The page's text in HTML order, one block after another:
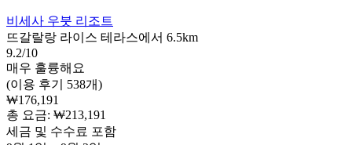
비세사 우붓 리조트
뜨갈랄랑 라이스 테라스에서 6.5km
9.2/10
매우 훌륭해요
(이용 후기 538개)
₩176,191
총 요금: ₩213,191
세금 및 수수료 포함